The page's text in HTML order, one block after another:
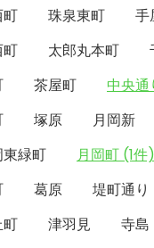
町 珠泉東町
手
町 太郎丸本町
茶屋町
中央通
塚原
月岡新
東緑町
月岡町 (1件)
葛原
堤町通り
町 津羽見 寺島